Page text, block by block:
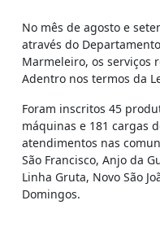
No mês de agosto e
através do
Marmeleiro, os serviços
Adentro nos termos da
Foram inscritos 45
máquinas e 181 cargas
atendimentos nas
São Francisco, Anjo da
Linha Gruta, Novo São
Domingos.